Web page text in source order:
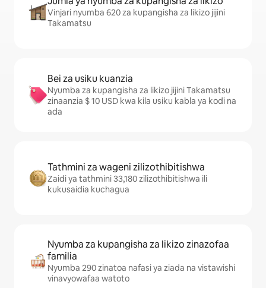
Vinjari nyumba 620 za kupangisha za likizo jijini
Takamatsu
Bei za usiku kuanzia
Nyumba za kupangisha za likizo jijini Takamatsu
zinaanzia $ 10 USD kwa kila usiku kabla ya kodi na
ada
Tathmini za wageni zilizothibitishwa
Zaidi ya tathmini 33,180 zilizothibitishwa ili
kukusaidia kuchagua
Nyumba za kupangisha za likizo zinazofaa
familia
Nyumba 290 zinatoa nafasi ya ziada na vistawishi
vinavyowafaa watoto